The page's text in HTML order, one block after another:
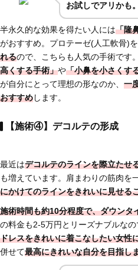
お試しでアリかも。
半永久的な効果を得たい人には「隆
がおすすめ。プロテーゼ(人工軟骨)
れるので、こちらも人気の手術です
高くする手術」や「小鼻を小さくす
が自分にとって理想の形なのか、 一
おすすめします。
【施術④】デコルテの形成
最近はデコルテのラインを際立たせ
も増えています。肩まわりの筋肉を
にかけてのラインをきれいに見せる
施術時間も約10分程度で、ダウンタ
の料金も2-5万円とリーズナブルなの
ドレスをきれいに着こなしたい女性
併せて最高にきれいな自分を目指し